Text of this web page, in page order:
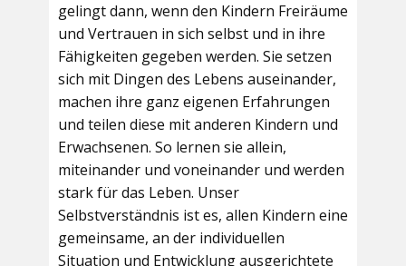
gelingt dann, wenn den Kindern Freiräume
und Vertrauen in sich selbst und in ihre
Fähigkeiten gegeben werden. Sie setzen
sich mit Dingen des Lebens auseinander,
machen ihre ganz eigenen Erfahrungen
und teilen diese mit anderen Kindern und
Erwachsenen. So lernen sie allein,
miteinander und voneinander und werden
stark für das Leben. Unser
Selbstverständnis ist es, allen Kindern eine
gemeinsame, an der individuellen
Situation und Entwicklung ausgerichtete